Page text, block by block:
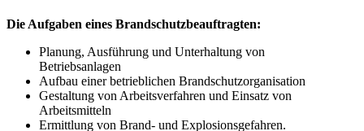
Die Aufgaben eines Brandschutzbeauftragten:
Planung, Ausführung und Unterhaltung von
Betriebsanlagen
Aufbau einer betrieblichen Brandschutzorganisation
Gestaltung von Arbeitsverfahren und Einsatz von
Arbeitsmitteln
Ermittlung von Brand- und Explosionsgefahren.